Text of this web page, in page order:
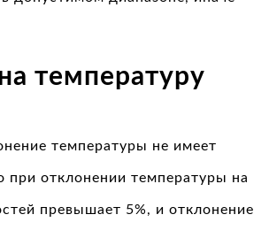
температуру
температуры не имеет
отклонении температуры на
превышает 5%, и отклонение